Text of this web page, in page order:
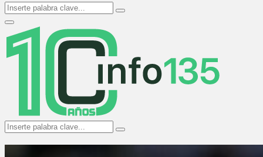
Search
for:
Search
Primary
Menu
Search
for:
Search